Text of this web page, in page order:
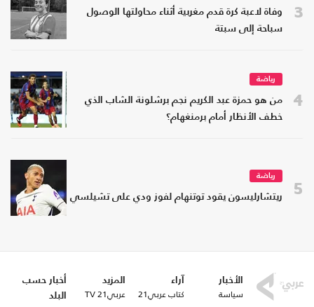
3
وفاة لاعبة كرة قدم مغربية أثناء محاولتها الوصول
سباحة إلى سبتة
4
رياضة
من هو حمزة عبد الكريم نجم برشلونة الشاب الذي
خطف الأنظار أمام برمنغهام؟
5
رياضة
ريتشارليسون يقود توتنهام لفوز ودي على تشيلسي
الأخبار
سياسة
آراء
كتاب عربي21
المزيد
عربي21 TV
أخبار حسب
البلد